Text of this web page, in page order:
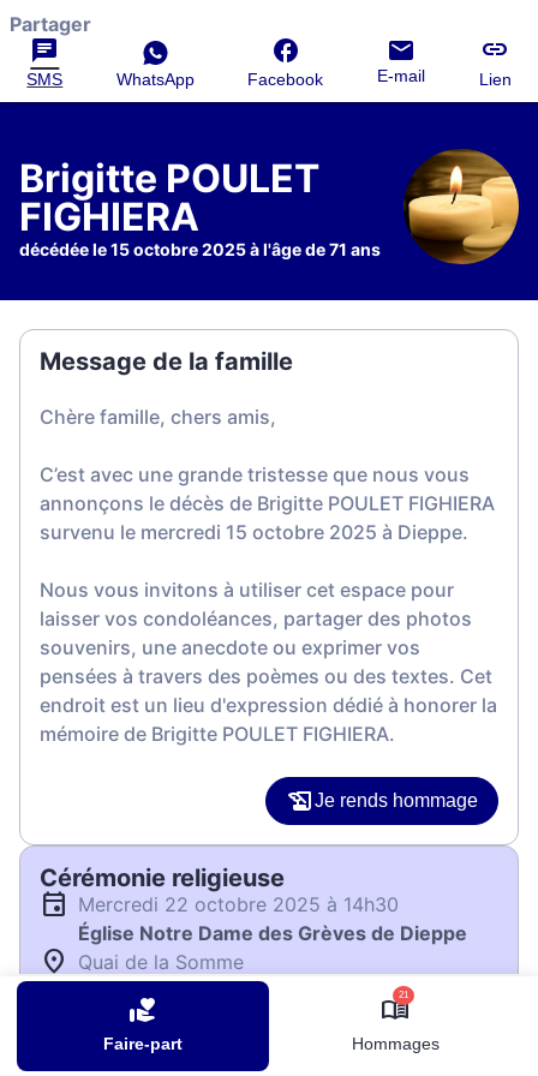
Faire-part
21
Hommages
Partager
SMS WhatsApp Facebook E-mail Lien
Brigitte POULET
FIGHIERA
décédée le 15 octobre 2025 à l'âge de 71 ans
Message de la famille
Chère famille, chers amis,
C’est avec une grande tristesse que nous vous
annonçons le décès de Brigitte POULET FIGHIERA
survenu le mercredi 15 octobre 2025 à Dieppe.
Nous vous invitons à utiliser cet espace pour
laisser vos condoléances, partager des photos
souvenirs, une anecdote ou exprimer vos
pensées à travers des poèmes ou des textes. Cet
endroit est un lieu d'expression dédié à honorer la
mémoire de Brigitte POULET FIGHIERA.
Je rends hommage
Cérémonie religieuse
mercredi 22 octobre 2025 à 14h30
Église Notre Dame des Grèves de Dieppe
Quai de la Somme